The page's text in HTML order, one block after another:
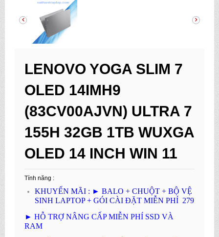
LENOVO YOGA SLIM 7
OLED 14IMH9
(83CV00AJVN) ULTRA 7
155H 32GB 1TB WUXGA
OLED 14 INCH WIN 11
Tính năng :
KHUYẾN MÃI : ► BALO + CHUỘT + BỘ VỆ
SINH LAPTOP + GÓI CÀI ĐẶT MIỄN PHÍ 279
► HỖ TRỢ NÂNG CẤP MIỄN PHÍ SSD VÀ
RAM